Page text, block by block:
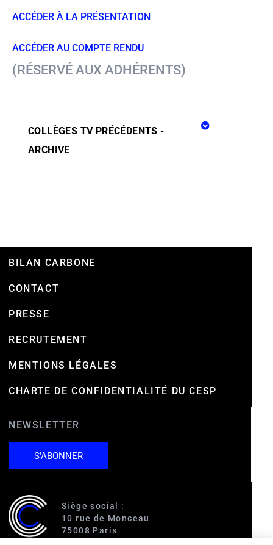
ACCÉDER À LA PRÉSENTATION
ACCÉDER AU COMPTE RENDU
(RÉSERVÉ AUX ADHÉRENTS)
COLLÈGES TV PRÉCÉDENTS -
ARCHIVE
BILAN CARBONE
CONTACT
PRESSE
RECRUTEMENT
MENTIONS LÉGALES
CHARTE DE CONFIDENTIALITÉ DU CESP
NEWSLETTER
S'ABONNER
Siège social :
10 rue de Monceau
75008 Paris